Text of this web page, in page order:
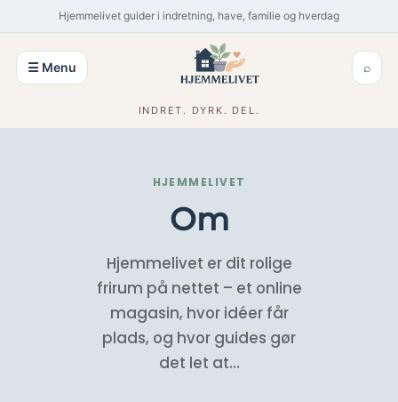
til
indhold
Hjemmelivet guider i indretning, have, familie og hverdag
☰ Menu ⌕
INDRET. DYRK. DEL.
HJEMMELIVET
Om
Hjemmelivet er dit rolige
frirum på nettet – et online
magasin, hvor idéer får
plads, og hvor guides gør
det let at…